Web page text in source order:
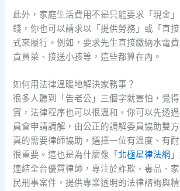
此外，家庭生活費用不是只能要求「現金
錢，你也可以請求以「提供勞務」或「直
式來履行。例如，要求先生直接繳納水電
責買菜、接送小孩等，這些都算在內。
如何用法律溫暖地解決家務事？
很多人聽到「告老公」三個字就害怕，覺
實，法律程序也可以很溫和。你可以先透
員會申請調解，由公正的調解委員協助雙
真的需要律師協助，選擇一位有溫度、有
很重要。這也是為什麼像「 北極星律法網
連結全台優質律師，專注於詐欺、毒品、
民刑事案件，提供專業透明的法律諮詢與